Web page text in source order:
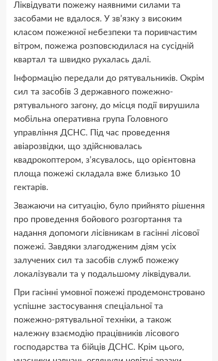
Ліквідувати пожежу наявними силами та
засобами не вдалося. У зв’язку з високим
класом пожежної небезпеки та поривчастим
вітром, пожежа розповсюдилася на сусідній
квартал та швидко рухалась далі.
Інформацію передали до рятувальників. Окрім
сил та засобів 3 державного пожежно-
рятувального загону, до місця події вирушила
мобільна оперативна група Головного
управління ДСНС. Під час проведення
авіарозвідки, що здійснювалась
квадрокоптером, з’ясувалось, що орієнтовна
площа пожежі складала вже близько 10
гектарів.
Зважаючи на ситуацію, було прийнято рішення
про проведення бойового розгортання та
надання допомоги лісівникам в гасінні лісової
пожежі. Завдяки злагодженим діям усіх
залучених сил та засобів служб пожежу
локалізували та у подальшому ліквідували.
При гасінні умовної пожежі продемонстровано
успішне застосування спеціальної та
пожежно-рятувальної техніки, а також
належну взаємодію працівників лісового
господарства та бійців ДСНС. Крім цього,